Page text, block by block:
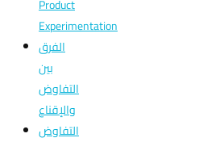
Product
Experimentation
الفرق
بين
التفاوض
والإقناع
التفاوض